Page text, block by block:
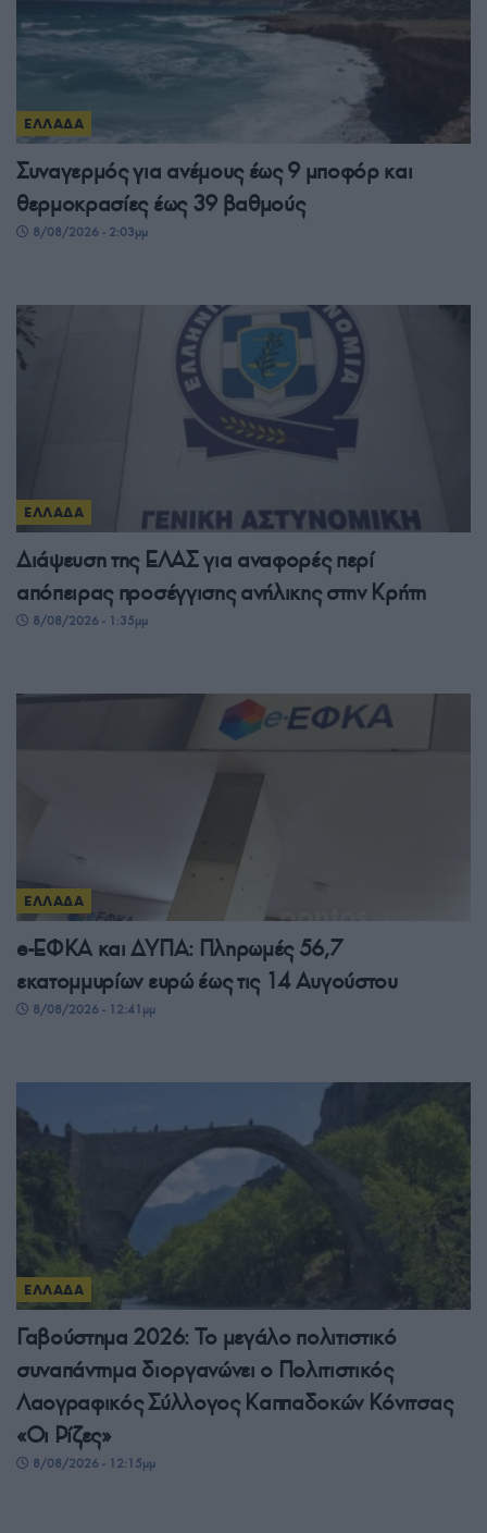
ΕΛΛΑΔΑ
Συναγερμός για ανέμους έως 9 μποφόρ και
θερμοκρασίες έως 39 βαθμούς
8/08/2026 - 2:03μμ
ΕΛΛΑΔΑ
Διάψευση της ΕΛΑΣ για αναφορές περί
απόπειρας προσέγγισης ανήλικης στην Κρήτη
8/08/2026 - 1:35μμ
ΕΛΛΑΔΑ
e-ΕΦΚΑ και ΔΥΠΑ: Πληρωμές 56,7
εκατομμυρίων ευρώ έως τις 14 Αυγούστου
8/08/2026 - 12:41μμ
ΕΛΛΑΔΑ
Γαβούστημα 2026: Το μεγάλο πολιτιστικό
συναπάντημα διοργανώνει ο Πολιτιστικός
Λαογραφικός Σύλλογος Καππαδοκών Κόνιτσας
«Οι Ρίζες»
8/08/2026 - 12:15μμ